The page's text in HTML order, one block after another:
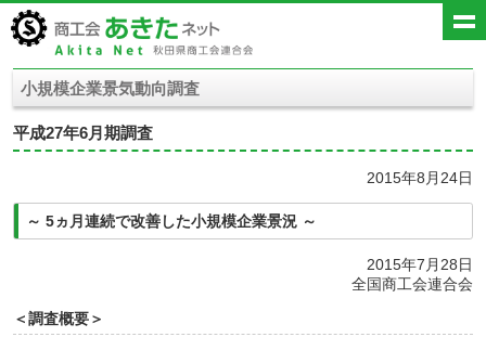
小規模企業景気動向調査
平成27年6月期調査
2015年8月24日
～ 5ヵ月連続で改善した小規模企業景況 ～
2015年7月28日
全国商工会連合会
＜調査概要＞